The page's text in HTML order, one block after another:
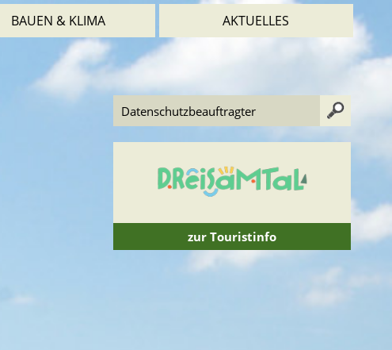
BAUEN & KLIMA AKTUELLES
zur Touristinfo